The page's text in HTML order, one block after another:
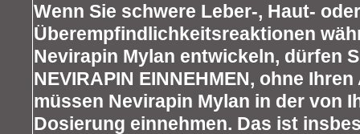
Wenn Sie schwere Leber-, Haut- oder
Überempfindlichkeitsreaktionen
Nevirapin Mylan entwickeln, dürfen
NEVIRAPIN EINNEHMEN, ohne
müssen Nevirapin Mylan in der von
Dosierung einnehmen. Das ist